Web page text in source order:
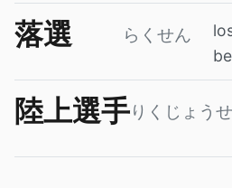
落選 らくせん
陸上選手りくじょう